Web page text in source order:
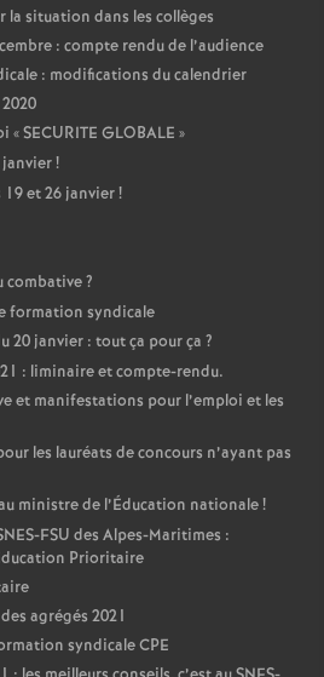
la situation dans les collèges
: compte rendu de l’audience
: modifications du calendrier
«SECURITE GLOBALE »
janvier!
19 et 26 janvier!
combative?
formation syndicale
20 janvier : tout ça pour ça ?
: liminaire et compte-rendu.
et manifestations pour l’emploi et les
les lauréats de concours n’ayant pas
ministre de l’Éducation nationale!
FSU des Alpes-Maritimes :
Prioritaire
agrégés 2021
syndicale CPE